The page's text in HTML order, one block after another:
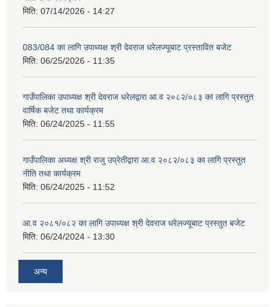
मिति: 07/14/2026 - 14:27
083/084 का लागि उपाध्यक्ष श्री देवराज धरेलज्यूबाट प्रस्तावित बजेट
मिति: 06/25/2026 - 11:35
गाउँपालिका उपाध्यक्ष श्री देवराज धरेलद्वारा आ.व २०८२/०८३ का लागि प्रस्तुत
वार्षिक बजेट तथा कार्यक्रम
मिति: 06/24/2025 - 11:55
गाउँपालिका अध्यक्ष श्री राजु उप्रेतीद्वारा आ.व २०८२/०८३ का लागि प्रस्तुत
नीति तथा कार्यक्रम
मिति: 06/24/2025 - 11:52
आ.व २०८१/०८२ का लागि उपाध्यक्ष श्री देवराज धरेलज्यूबाट प्रस्तुत बजेट
मिति: 06/24/2024 - 13:30
अन्य